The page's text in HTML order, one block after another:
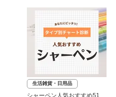
生活雑貨・日用品
シャーペン人気おすすめ51